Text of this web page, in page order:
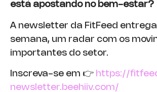
está apostando no bem-estar?
A newsletter da FitFeed
semana, um radar com os
importantes do setor.
Inscreva-se em 👉 https://
newsletter.beehiiv.com/